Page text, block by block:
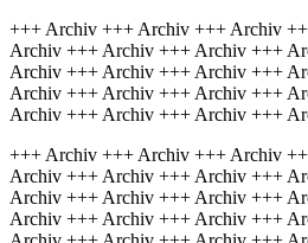
+++ Archiv +++ Archiv +++ Archiv
Archiv +++ Archiv +++ Archiv +++
Archiv +++ Archiv +++ Archiv +++
Archiv +++ Archiv +++ Archiv +++
Archiv +++ Archiv +++ Archiv +++
+++ Archiv +++ Archiv +++ Archiv
Archiv +++ Archiv +++ Archiv +++
Archiv +++ Archiv +++ Archiv +++
Archiv +++ Archiv +++ Archiv +++